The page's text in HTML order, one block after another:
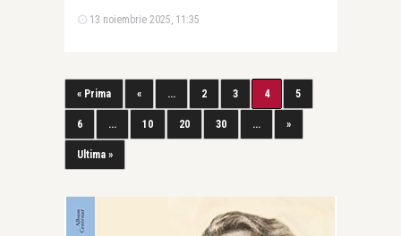
13 noiembrie 2025, 11:35
« Prima « ... 2 3 4 5
6 ... 10 20 30 ... »
Ultima »